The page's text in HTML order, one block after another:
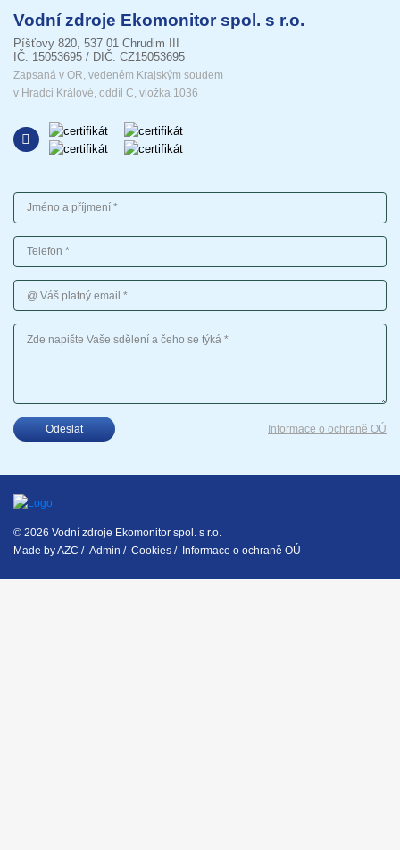
Vodní zdroje Ekomonitor spol. s r.o.
Píšťovy 820, 537 01 Chrudim III
IČ: 15053695 / DIČ: CZ15053695
Zapsaná v OR, vedeném Krajským soudem
v Hradci Králové, oddíl C, vložka 1036
Jméno a příjmení
Telefon
Váš platný email
Vaše sdělení
Odeslat Informace o ochraně OÚ
© 2026 Vodní zdroje Ekomonitor spol. s r.o.
Made byAZC / Admin / Cookies / Informace o ochraně OÚ